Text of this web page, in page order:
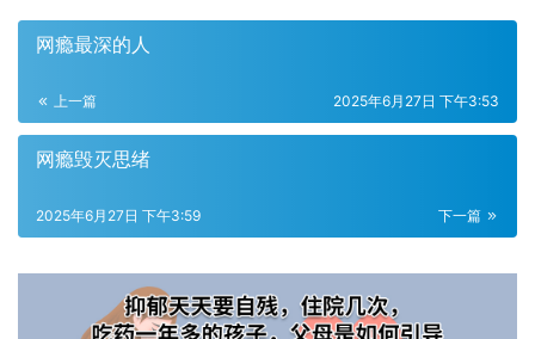
网瘾最深的人
上一篇 2025年6月27日 下午3:53
网瘾毁灭思绪
下一篇
2025年6月27日 下午3:59